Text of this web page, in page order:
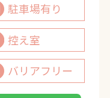
駐車場有り
控え室
バリアフリー